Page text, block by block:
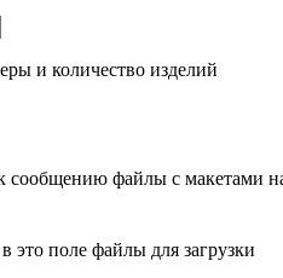
и количество изделий
файлы с макетами
это поле файлы для загрузки